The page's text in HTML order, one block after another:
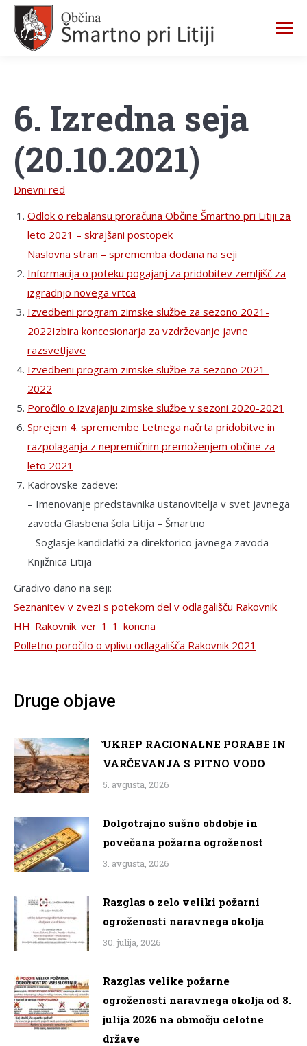
6. Izredna seja
(20.10.2021)
Dnevni red
Odlok o rebalansu proračuna Občine Šmartno pri Litiji za
leto 2021 – skrajšani postopek
Naslovna stran – sprememba dodana na seji
Informacija o poteku pogajanj za pridobitev zemljišč za
izgradnjo novega vrtca
Izvedbeni program zimske službe za sezono 2021-
2022Izbira koncesionarja za vzdrževanje javne
razsvetljave
Izvedbeni program zimske službe za sezono 2021-
2022
Poročilo o izvajanju zimske službe v sezoni 2020-2021
Sprejem 4. spremembe Letnega načrta pridobitve in
razpolaganja z nepremičnim premoženjem občine za
leto 2021
Kadrovske zadeve:
– Imenovanje predstavnika ustanovitelja v svet javnega
zavoda Glasbena šola Litija – Šmartno
– Soglasje kandidatki za direktorico javnega zavoda
Knjižnica Litija
Gradivo dano na seji:
Seznanitev v zvezi s potekom del v odlagališču Rakovnik
HH_Rakovnik_ver_1_1_koncna
Polletno poročilo o vplivu odlagališča Rakovnik 2021
Druge objave
̌UKREP RACIONALNE PORABE IN
VARČEVANJA S PITNO VODO
5. avgusta, 2026
Dolgotrajno sušno obdobje in
povečana požarna ogroženost
3. avgusta, 2026
Razglas o zelo veliki požarni
ogroženosti naravnega okolja
30. julija, 2026
Razglas velike požarne
ogroženosti naravnega okolja od 8.
julija 2026 na območju celotne
države